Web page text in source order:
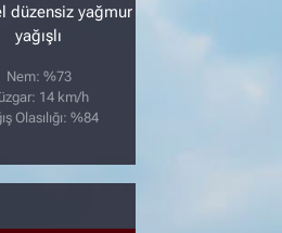
düzensiz yağmur
yağışlı
Nem: %73
14 km/h
Olasılığı: %84